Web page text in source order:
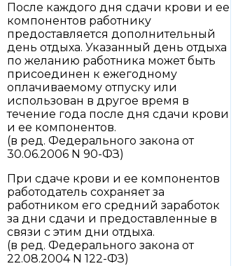
После каждого дня сдачи крови и ее
компонентов работнику
предоставляется дополнительный
день отдыха. Указанный день отдыха
по желанию работника может быть
присоединен к ежегодному
оплачиваемому отпуску или
использован в другое время в
течение года после дня сдачи крови
и ее компонентов.
(в ред. Федерального закона от
30.06.2006 N 90-ФЗ)
При сдаче крови и ее компонентов
работодатель сохраняет за
работником его средний заработок
за дни сдачи и предоставленные в
связи с этим дни отдыха.
(в ред. Федерального закона от
22.08.2004 N 122-ФЗ)